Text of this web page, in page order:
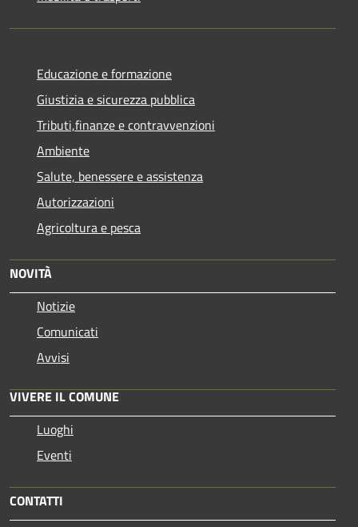
Educazione e formazione
Giustizia e sicurezza pubblica
Tributi,finanze e contravvenzioni
Ambiente
Salute, benessere e assistenza
Autorizzazioni
Agricoltura e pesca
NOVITÀ
Notizie
Comunicati
Avvisi
VIVERE IL COMUNE
Luoghi
Eventi
CONTATTI